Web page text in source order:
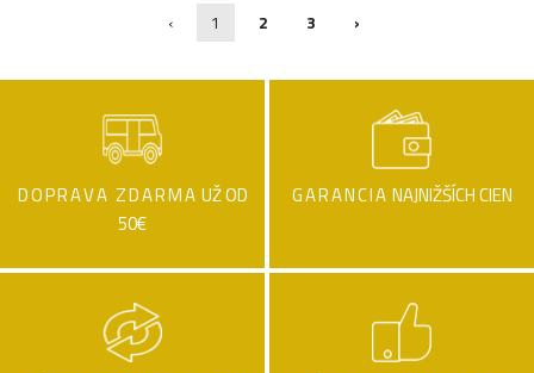
‹ 1 2 3 ›
DOPRAVA ZDARMA UŽ OD
50€
GARANCIA NAJNIŽŠÍCH CIEN